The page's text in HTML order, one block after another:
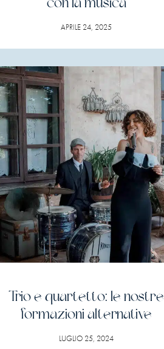
con la musica
APRILE 24, 2025
Trio e quartetto: le nostre
formazioni alternative
LUGLIO 25, 2024